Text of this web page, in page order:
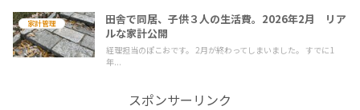
家計管理
田舎で同居、子供３人の生活費。2026年2月 リア
ルな家計公開
経理担当のぽこおです。 2月が終わってしまいました。 すでに1
年...
スポンサーリンク